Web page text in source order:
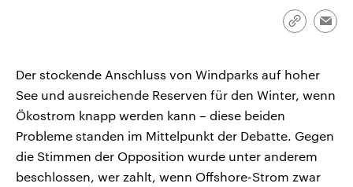
Link
Der stockende Anschluss von Windparks auf hoher
See und ausreichende Reserven für den Winter, wenn
Ökostrom knapp werden kann – diese beiden
Probleme standen im Mittelpunkt der Debatte. Gegen
die Stimmen der Opposition wurde unter anderem
beschlossen, wer zahlt, wenn Offshore-Strom zwar